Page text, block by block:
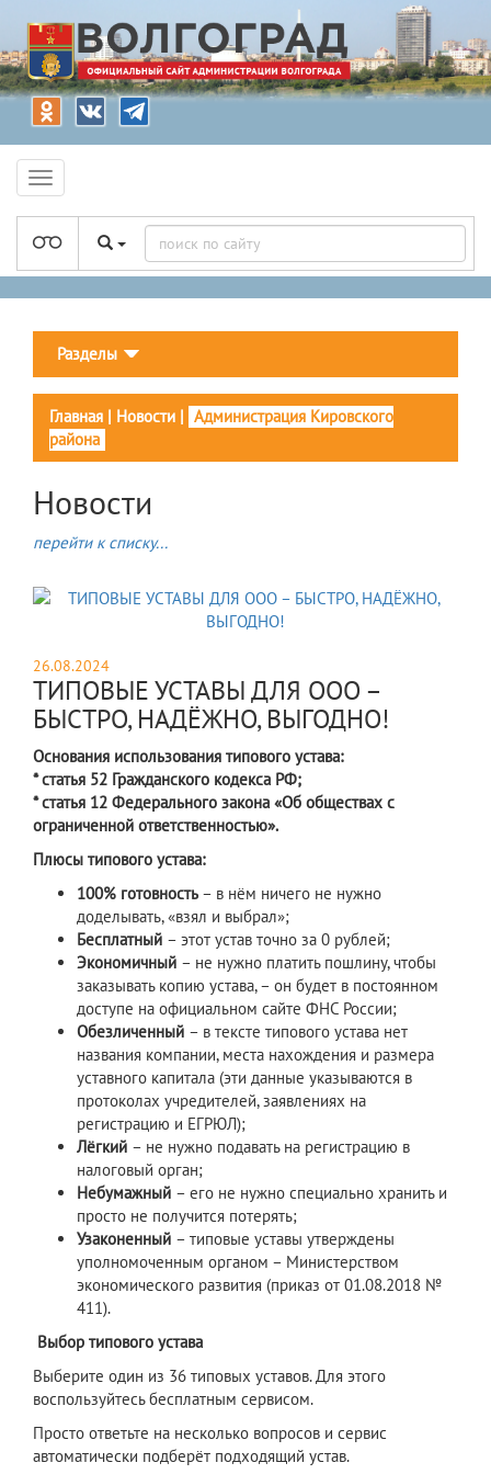
Разделы
Главная | Новости | Администрация Кировского
района
Новости
перейти к списку...
26.08.2024
ТИПОВЫЕ УСТАВЫ ДЛЯ ООО –
БЫСТРО, НАДЁЖНО, ВЫГОДНО!
Основания использования типового устава:
* статья 52 Гражданского кодекса РФ;
* статья 12 Федерального закона «Об обществах с
ограниченной ответственностью».
Плюсы типового устава:
100% готовность – в нём ничего не нужно
доделывать, «взял и выбрал»;
Бесплатный – этот устав точно за 0 рублей;
Экономичный – не нужно платить пошлину, чтобы
заказывать копию устава, – он будет в постоянном
доступе на официальном сайте ФНС России;
Обезличенный – в тексте типового устава нет
названия компании, места нахождения и размера
уставного капитала (эти данные указываются в
протоколах учредителей, заявлениях на
регистрацию и ЕГРЮЛ);
Лёгкий – не нужно подавать на регистрацию в
налоговый орган;
Небумажный – его не нужно специально хранить и
просто не получится потерять;
Узаконенный – типовые уставы утверждены
уполномоченным органом – Министерством
экономического развития (приказ от 01.08.2018 №
411).
Выбор типового устава
Выберите один из 36 типовых уставов. Для этого
воспользуйтесь бесплатным сервисом.
Просто ответьте на несколько вопросов и сервис
автоматически подберёт подходящий устав.